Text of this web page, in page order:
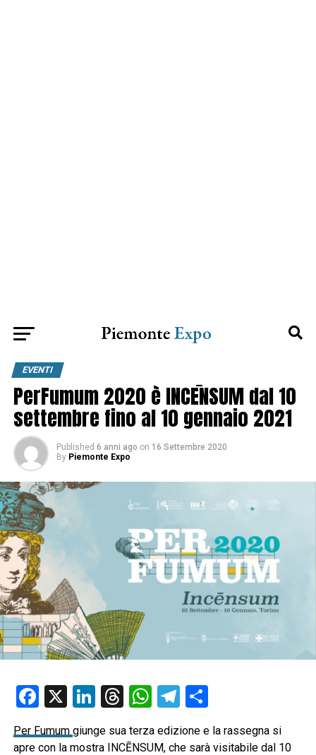
EVENTI
PerFumum 2020 è INCĒNSUM dal 10
settembre fino al 10 gennaio 2021
Published 6 anni ago on 16 Settembre 2020
By Piemonte Expo
Facebook
X LinkedIn
Threads
WhatsApp
Telegram
Condividi
Per Fumum giunge sua terza edizione e la rassegna si
apre con la mostra INCĒNSUM, che sarà visitabile dal 10